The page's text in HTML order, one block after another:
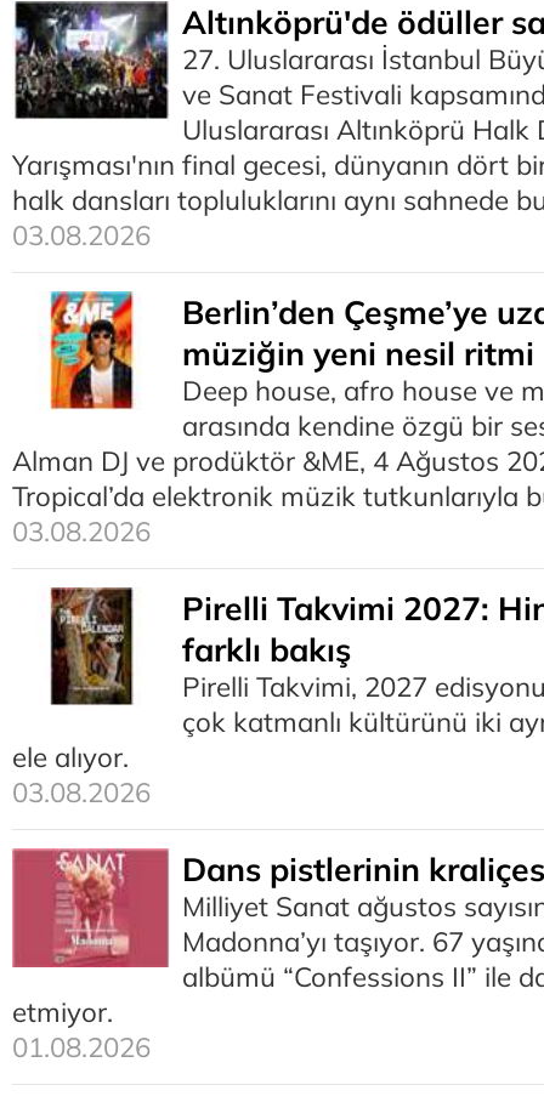
Altınköprü'de ödüller
27. Uluslararası İstanbul
ve Sanat Festivali
Uluslararası Altınköprü Halk
Yarışması'nın final gecesi, dünyanın dört
halk dansları topluluklarını aynı sahnede
03.08.2026
Berlin’den Çeşme’ye
müziğin yeni nesil ritmi
Deep house, afro house ve
arasında kendine özgü bir
Alman DJ ve prodüktör &ME, 4 Ağustos
Tropical’da elektronik müzik tutkunlarıyla
03.08.2026
Pirelli Takvimi 2027:
farklı bakış
Pirelli Takvimi, 2027
çok katmanlı kültürünü iki
ele alıyor.
03.08.2026
Dans pistlerinin
Milliyet Sanat ağustos
Madonna’yı taşıyor. 67
albümü “Confessions II” ile
etmiyor.
01.08.2026